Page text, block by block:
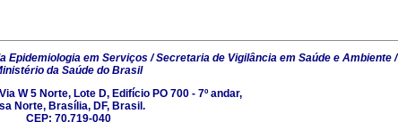
Epidemiologia em Serviços / Secretaria de Vigilância em Saúde e Ambiente /
da Saúde do Brasil
W 5 Norte, Lote D, Edifício PO 700 - 7º andar,
Norte, Brasília, DF, Brasil.
CEP: 70.719-040